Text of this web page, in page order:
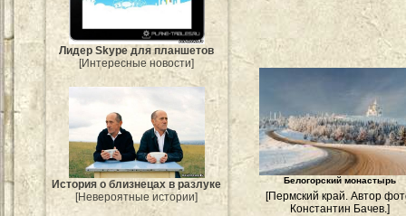
Лидер Skype для планшетов
[Интересные новости]
История о близнецах в разлуке
[Невероятные истории]
Белогорский монастырь
[Пермский край. Автор
Константин Бачев.]